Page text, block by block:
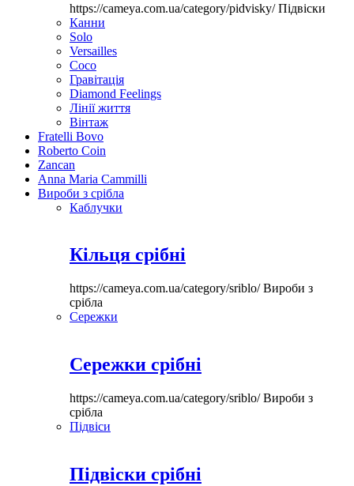
https://cameya.com.ua/category/pidvisky/Підвіски
Канни
Solo
Versailles
Coco
Гравітація
Diamond Feelings
Лінії життя
Вінтаж
Fratelli Bovo
Roberto Coin
Zancan
Anna Maria Cammilli
Вироби з срібла
Каблучки
Кільця срібні
https://cameya.com.ua/category/sriblo/Вироби з
срібла
Сережки
Сережки срібні
https://cameya.com.ua/category/sriblo/Вироби з
срібла
Підвіси
Підвіски срібні